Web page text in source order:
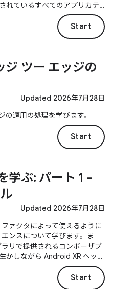
れているすべてのアプリカテ
Start
ツー エッジの
Updated 2026年7月28日
適用の処理を学びます。
Start
学ぶ: パート 1 -
Updated 2026年7月28日
ァクタによって使えるように
ンスについて学びます。ま
リで提供されるコンポーザブ
かしながら Android XR ヘッド
いても学びます。
Start